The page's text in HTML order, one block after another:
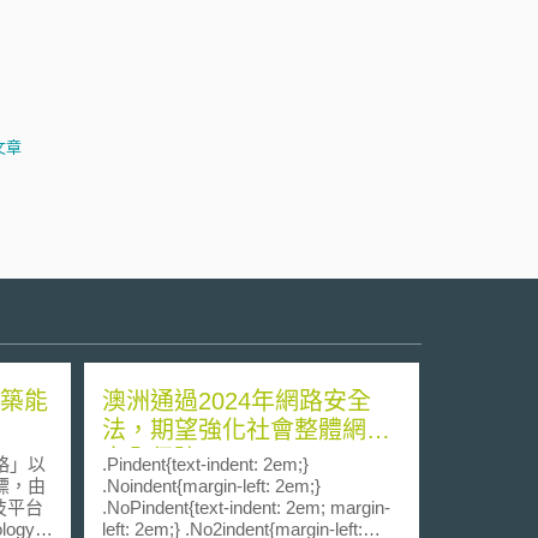
章
能
」以
，由
平台
澳洲通過2024年網路安全
法，期望強化社會整體網路
安全保障
.Pindent{text-indent: 2em;}
.Noindent{margin-left: 2em;}
.NoPindent{text-indent: 2em; margin-
left: 2em;} .No2indent{margin-left: